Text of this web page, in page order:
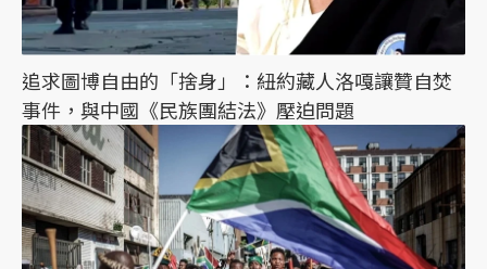
追求圖博自由的「捨身」：紐約藏人洛嘎讓贊自焚
事件，與中國《民族團結法》壓迫問題